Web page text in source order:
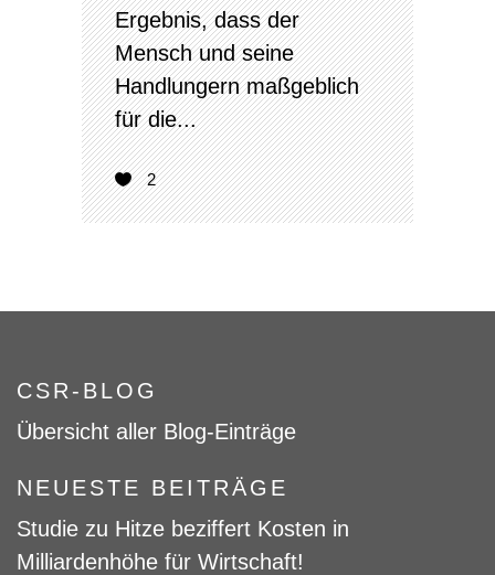
Ergebnis, dass der
Mensch und seine
Handlungern maßgeblich
für die...
2
CSR-BLOG
Übersicht aller Blog-Einträge
NEUESTE BEITRÄGE
Studie zu Hitze beziffert Kosten in
Milliardenhöhe für Wirtschaft!